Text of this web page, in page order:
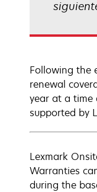
Following the
renewal
year at a time
supported by
Lexmark
Warranties
during the